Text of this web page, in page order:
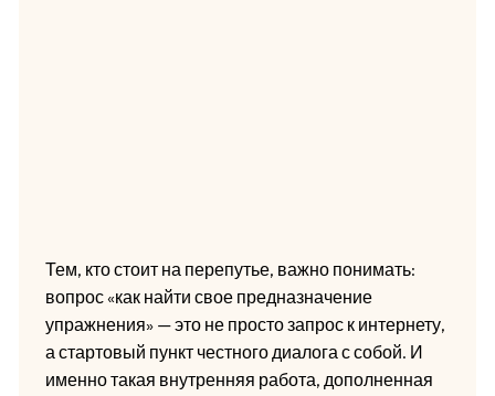
Тем, кто стоит на перепутье, важно понимать:
вопрос «как найти свое предназначение
упражнения» — это не просто запрос к интернету,
а стартовый пункт честного диалога с собой. И
именно такая внутренняя работа, дополненная